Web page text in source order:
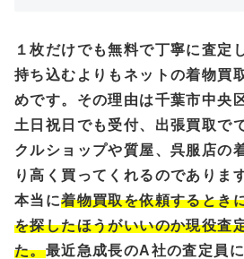
１枚だけでも無料で丁寧に査定
持ち込むよりもネットの着物買
めです。その理由は千葉市中央
土日祝日でも受付、出張買取で
クルショップや質屋、呉服店の
り高く買ってくれるのでありま
本当に着物買取を依頼するとき
を探したほうがいいのか現役査
た。最近急成長のA社の査定員